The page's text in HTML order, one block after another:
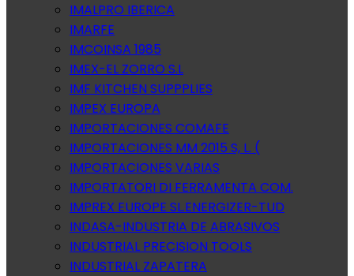
IMALPRO IBERICA
IMARFE
IMCOINSA 1985
IMEX-EL ZORRO S.L
IMF KITCHEN SUPPPLIES
IMPEX EUROPA
IMPORTACIONES COMAFE
IMPORTACIONES MM 2015 S, L. (
IMPORTACIONES VARIAS
IMPORTATORI DI FERRAMENTA COM.
IMPREX EUROPE SL.ENERGIZER-TUD
INDASA-INDUSTRIA DE ABRASIVOS
INDUSTRIAL PRECISION TOOLS
INDUSTRIAL ZAPATERA